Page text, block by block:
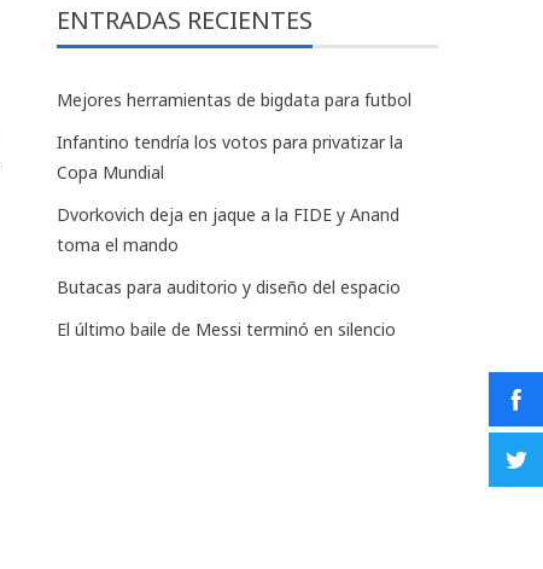
ENTRADAS RECIENTES
Mejores herramientas de bigdata para futbol
Infantino tendría los votos para privatizar la
Copa Mundial
Dvorkovich deja en jaque a la FIDE y Anand
toma el mando
Butacas para auditorio y diseño del espacio
El último baile de Messi terminó en silencio